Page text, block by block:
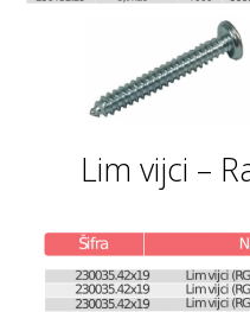
Lim vijci –